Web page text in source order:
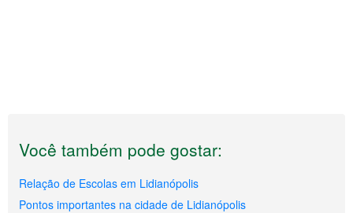
Você também pode gostar:
Relação de Escolas em Lidianópolis
Pontos importantes na cidade de Lidianópolis